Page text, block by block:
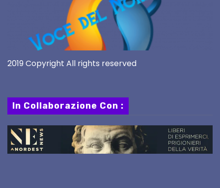
2019 Copyright All rights reserved
In Collaborazione Con :